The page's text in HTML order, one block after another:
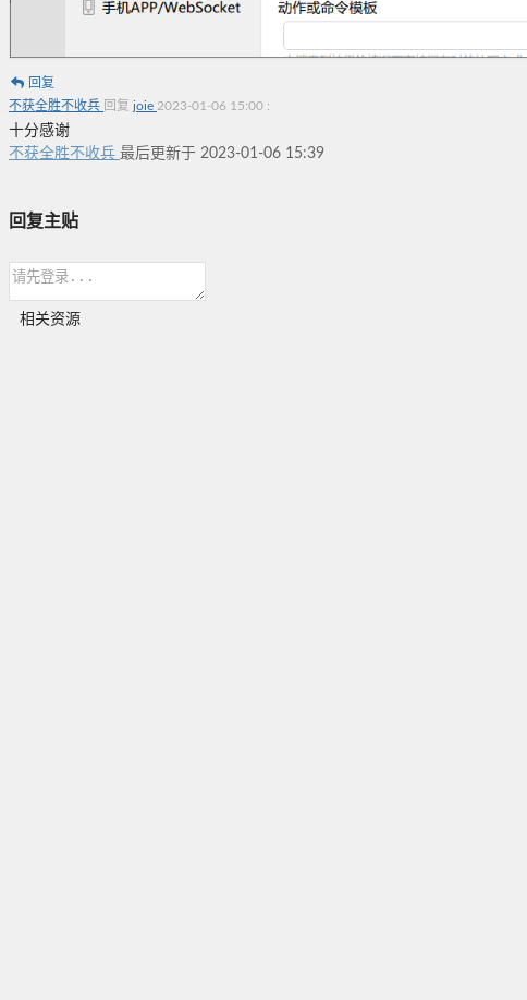
回复
不获全胜不收兵 回复 joie 2023-01-06 15:00 :
十分感谢
不获全胜不收兵 最后更新于 2023-01-06 15:39
回复主贴
相关资源